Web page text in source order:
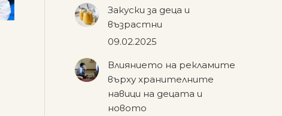
Закуски за деца и
възрастни
09.02.2025
Влиянието на рекламите
върху хранителните
навици на децата и
новото